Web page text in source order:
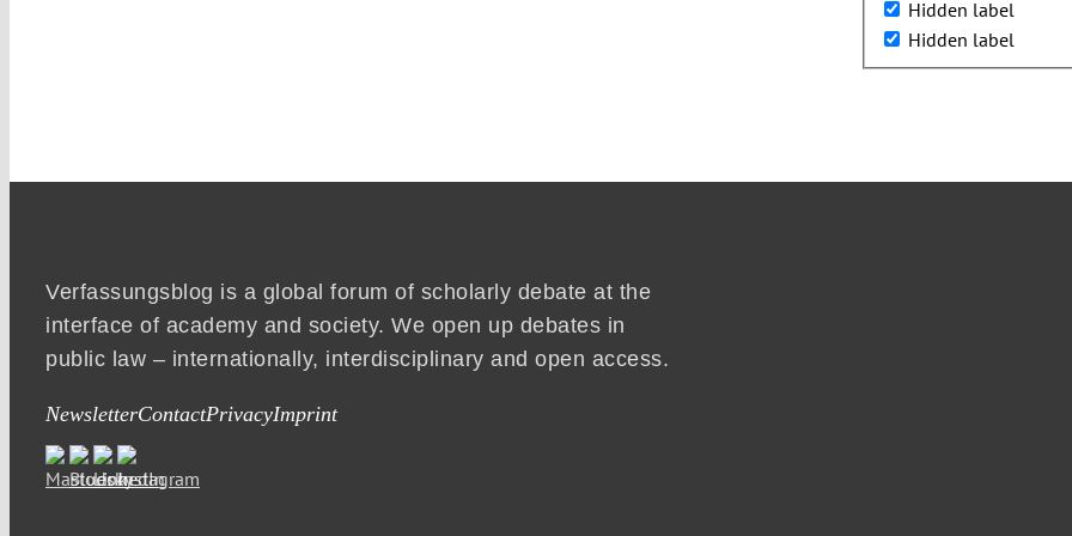
Hidden label
Hidden label
Verfassungsblog is a global forum of scholarly debate at the
interface of academy and society. We open up debates in
public law – internationally, interdisciplinary and open access.
NewsletterContactPrivacyImprint